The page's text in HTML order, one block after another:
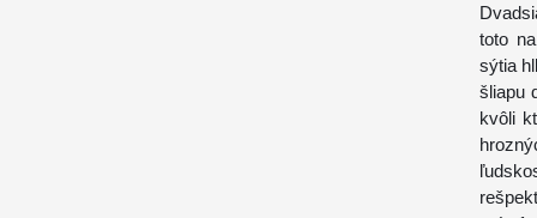
toto
sýtia
šliapu
kvôli